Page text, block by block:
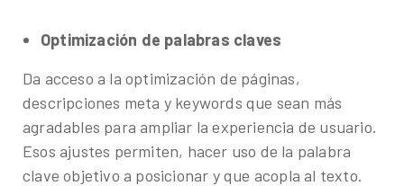
Optimización de palabras claves
Da acceso a la optimización de páginas,
descripciones meta y keywords que sean más
agradables para ampliar la experiencia de usuario.
Esos ajustes permiten, hacer uso de la palabra
clave objetivo a posicionar y que acopla al texto.